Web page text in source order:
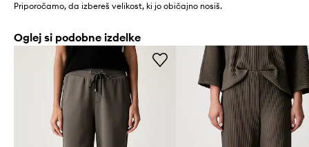
Priporočamo, da izbereš velikost, ki jo običajno nosiš.
Oglej si podobne izdelke